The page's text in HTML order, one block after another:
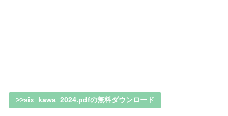
>>six_kawa_2024.pdfの無料ダウンロード